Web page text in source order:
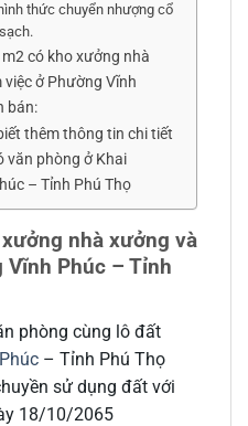
thức chuyển nhượng cổ
có kho xưởng nhà
ở Phường Vĩnh
bán:
thêm thông tin chi tiết
văn phòng ở Khai
– Tỉnh Phú Thọ
nhà xưởng và
Vĩnh Phúc – Tỉnh
phòng cùng lô đất
– Tỉnh Phú Thọ
sử dụng đất với
18/10/2065